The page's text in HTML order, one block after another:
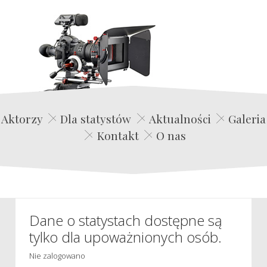
Edwin Film Agencja Aktorska
Aktorzy Dla statystów Aktualności
Galeria
Kontakt
O nas
Dane o statystach dostępne są
tylko dla upoważnionych osób.
Nie zalogowano